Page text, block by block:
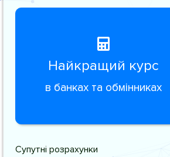
Найкращий курс
в банках та обмінниках
Супутні розрахунки